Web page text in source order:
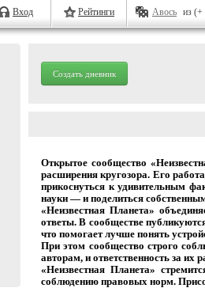
Вход Рейтинги Авось из (+
Создать дневник
Открытое сообщество
расширения кругозора. Его работа
прикоснуться кудивительным
науки — и поделиться
«Неизвестная Планета»
ответы. В сообществе
что помогаетлучше понять
При этом сообщество строго
авторам, и ответственность за их
«Неизвестная Планета»
соблюдению правовых норм.